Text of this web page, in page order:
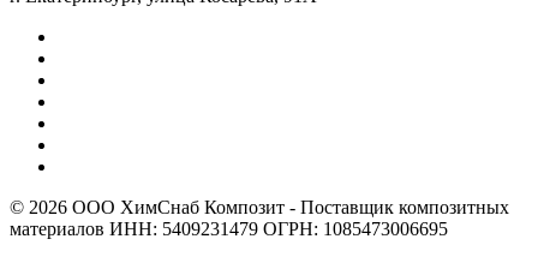
© 2026 ООО ХимСнаб Композит - Поставщик композитных
материалов ИНН: 5409231479 ОГРН: 1085473006695